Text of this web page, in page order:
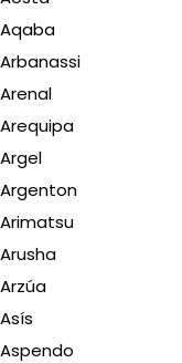
Aqaba
Arbanassi
Arenal
Arequipa
Argel
Argenton
Arimatsu
Arusha
Arzúa
Asís
Aspendo